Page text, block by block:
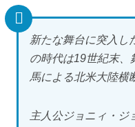
新たな舞台に突入し
の時代は19世紀末、
馬による北米大陸横
主人公ジョニィ・ジ